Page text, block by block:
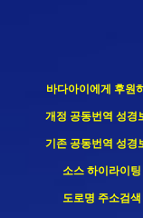
바다아이에게 후원
개정 공동번역 성경
기존 공동번역 성경
소스 하이라이팅
도로명 주소검색